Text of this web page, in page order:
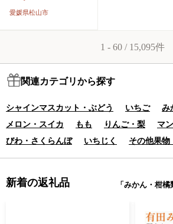
| 愛果28号 紅まどん
どんな 紅まどんな
高級 人気 愛媛県 松
愛媛県松山市
1 - 60 / 15,095件
関連カテゴリから探す
シャインマスカット・ぶどう いちご
み
メロン・スイカ
もも りんご・梨 マ
びわ・さくらんぼ
いちじく その他果物
新着の返礼品 「みかん・柑